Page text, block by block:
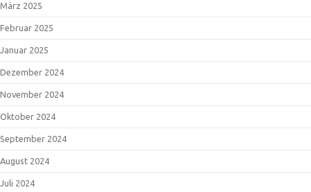
März 2025
Februar 2025
Januar 2025
Dezember 2024
November 2024
Oktober 2024
September 2024
August 2024
Juli 2024